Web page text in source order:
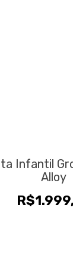
Infantil
Alloy
R$